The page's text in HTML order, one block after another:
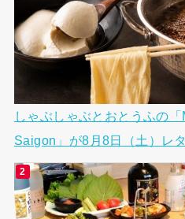
しゃぶしゃぶとおとうふの「
Saigon」が8月8日（土）レ